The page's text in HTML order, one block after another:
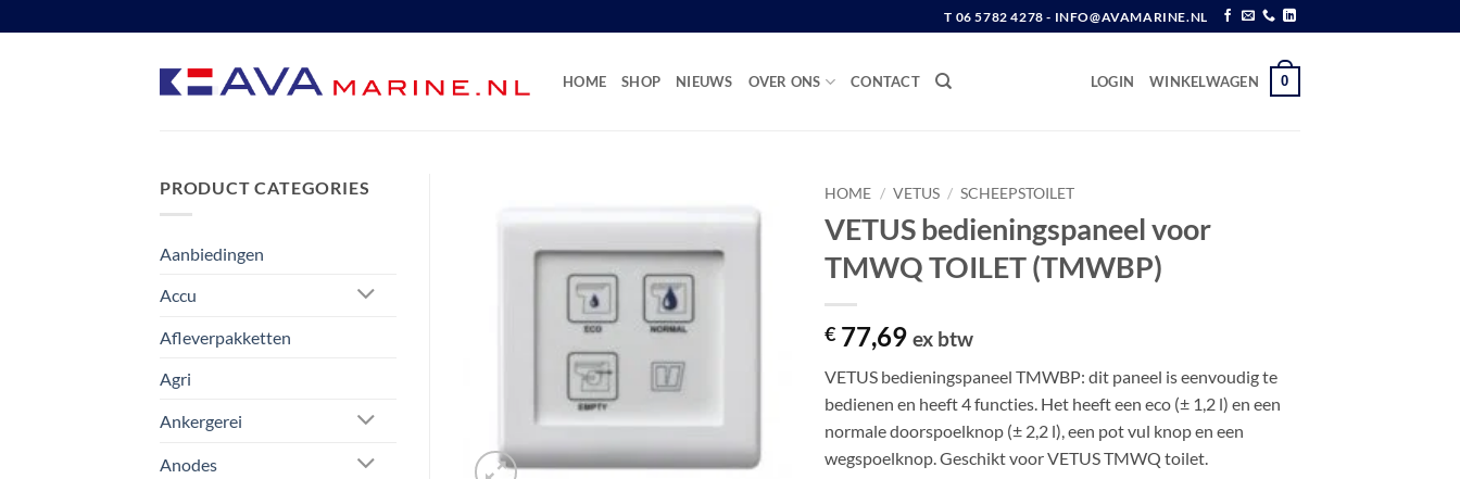
naar
T 06 5782 4278 - INFO@AVAMARINE.NL
HOME SHOP NIEUWS OVER ONS CONTACT LOGIN WINKELWAGEN 0
PRODUCT CATEGORIES
Aanbiedingen
Accu
Afleverpakketten
Agri
Ankergerei
Anodes
HOME / VETUS / SCHEEPSTOILET
VETUS bedieningspaneel voor
TMWQ TOILET (TMWBP)
€ 77,69 ex btw
VETUS bedieningspaneel TMWBP: dit paneel is eenvoudig te
bedienen en heeft 4 functies. Het heeft een eco (± 1,2 l) en een
normale doorspoelknop (± 2,2 l), een pot vul knop en een
wegspoelknop. Geschikt voor VETUS TMWQ toilet.